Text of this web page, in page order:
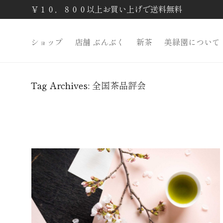
￥１０，８００以上お買い上げで送料無料
ショップ 店舗 ぶんぶく 新茶 美緑園について
Tag Archives: 全国茶品評会